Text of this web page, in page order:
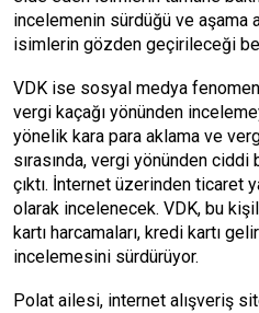
incelemenin sürdüğü ve aşama
isimlerin gözden geçirileceği
VDK ise sosyal medya
vergi kaçağı yönünden
yönelik kara para aklama ve
sırasında, vergi yönünden
çıktı. İnternet üzerinden ticaret
olarak incelenecek. VDK, bu
kartı harcamaları, kredi kartı
incelemesini sürdürüyor.
Polat ailesi, internet alışveriş